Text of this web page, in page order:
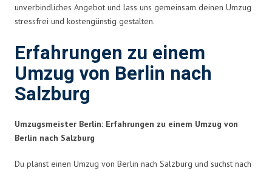
unverbindliches Angebot und lass uns gemeinsam deinen Umzug
stressfrei und kostengünstig gestalten.
Erfahrungen zu einem
Umzug von Berlin nach
Salzburg
Umzugsmeister Berlin: Erfahrungen zu einem Umzug von
Berlin nach Salzburg
Du planst einen Umzug von Berlin nach Salzburg und suchst nach